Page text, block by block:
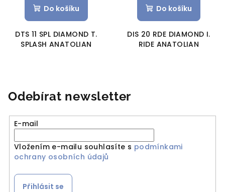
Do košíku
DTS 11 SPL DIAMOND T.
SPLASH ANATOLIAN
Do košíku
DIS 20 RDE DIAMOND I.
RIDE ANATOLIAN
Odebírat newsletter
E-mail
Vložením e-mailu souhlasíte s podmínkami
ochrany osobních údajů
Přihlásit se